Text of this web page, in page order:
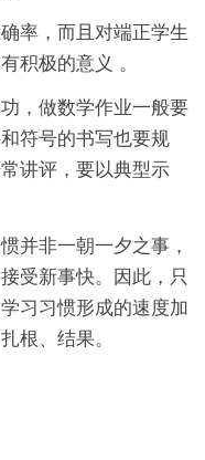
率，而且对端正学生
积极的意义 。
，做数学作业一般要
符号的书写也要规
讲评，要以典型示
并非一朝一夕之事，
受新事快。因此，只
习习惯形成的速度加
根、结果。